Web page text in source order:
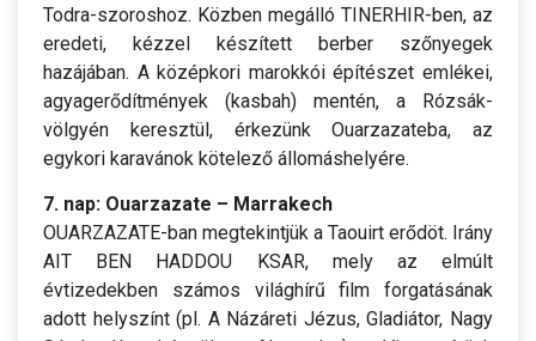
Todra-szoroshoz. Közben megálló TINERHIR-ben, az
eredeti, kézzel készített berber szőnyegek
hazájában. A középkori marokkói építészet emlékei,
agyagerődítmények (kasbah) mentén, a Rózsák-
völgyén keresztül, érkezünk Ouarzazateba, az
egykori karavánok kötelező állomáshelyére.
7. nap: Ouarzazate – Marrakech
OUARZAZATE-ban megtekintjük a Taouirt erődöt. Irány
AIT BEN HADDOU KSAR, mely az elmúlt
évtizedekben számos világhírű film forgatásának
adott helyszínt (pl. A Názáreti Jézus, Gladiátor, Nagy